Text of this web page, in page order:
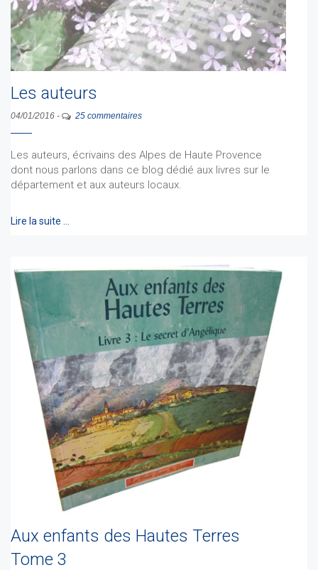
Les auteurs
04/01/2016 - 25 commentaires
Les auteurs, écrivains des Alpes de Haute Provence
dont nous parlons dans ce blog dédié aux livres sur le
département et aux auteurs locaux.
Lire la suite …
Aux enfants des Hautes Terres
Tome 3